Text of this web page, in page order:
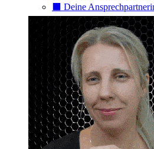
⬛️ Deine